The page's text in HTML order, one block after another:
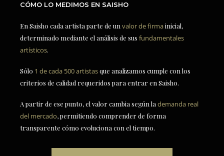
CÓMO LO MEDIMOS EN SAISHO
En Saisho cada artista parte de un valor de firmainicial,
determinado mediante el análisis de sus fundamentales
artísticos.
Sólo 1 de cada 500 artistasque analizamos cumple con los
criterios de calidad requeridos para entrar en Saisho.
A partir de ese punto, el valor cambia según la demanda real
del mercado, permitiendo comprender de forma
transparente cómo evoluciona con el tiempo.